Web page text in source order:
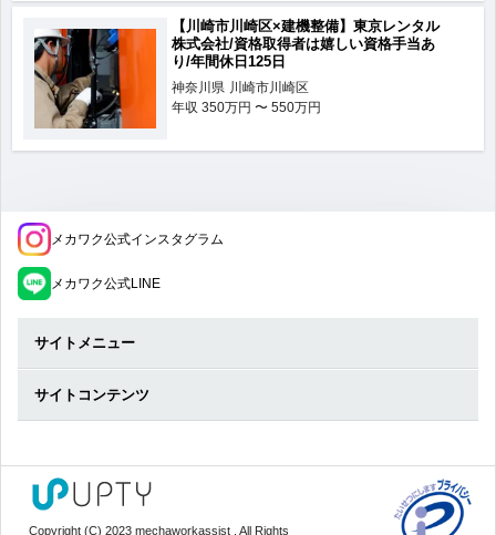
【川崎市川崎区×建機整備】東京レンタル
株式会社/資格取得者は嬉しい資格手当あ
り/年間休日125日
神奈川県 川崎市川崎区
年収 350万円 〜 550万円
メカワク公式インスタグラム
メカワク公式LINE
サイトメニュー
サイトコンテンツ
Copyright (C) 2023 mechaworkassist . All Rights